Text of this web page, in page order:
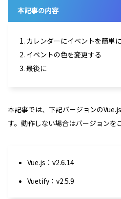
本記事の内容
1. カレンダーにイベントを簡単
2. イベントの色を変更する
3. 最後に
本記事では、下記バージョンの
す。動作しない場合はバージョンを
Vue.js：v2.6.14
Vuetify：v2.5.9